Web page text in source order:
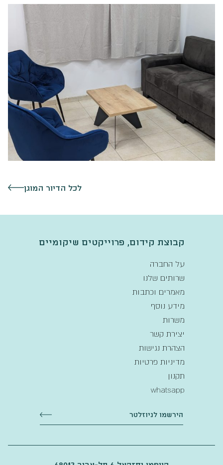
לכל הדיור המוגן
קבוצת קידום, פרוייקטים שיקומיים
על החברה
שרותים שלנו
מאמרים וכתבות
מידע נוסף
משרות
יצירת קשר
הצהרת נגישות
מדיניות פרטיות
תקנון
whatsapp